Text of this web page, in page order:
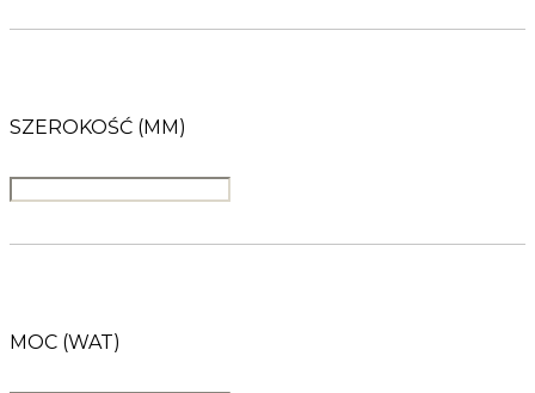
SZEROKOŚĆ (MM)
MOC (WAT)